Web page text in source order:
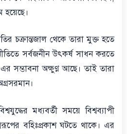
হয়েছে।
চক্রান্তজাল থেকে তারা মুক্ত হতে
সর্বজনীন উৎকর্ষ সাধন করতে
সম্ভাবনা অক্ষুণ্ণ আছে। তাই তারা
মধ্যবর্তী সময়ে বিশ্বব্যাপী
বহিঃপ্রকাশ ঘটতে থাকে। এর